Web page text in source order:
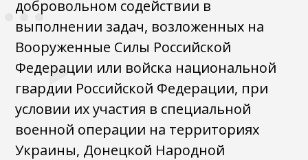
добровольном содействии в
выполнении задач, возложенных на
Вооруженные Силы Российской
Федерации или войска национальной
гвардии Российской Федерации, при
условии их участия в специальной
военной операции на территориях
Украины, Донецкой Народной